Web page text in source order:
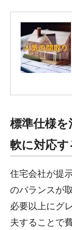
標準仕様
軟に対応す
住宅会社が提
のバランスが
必要以上にグ
夫することで